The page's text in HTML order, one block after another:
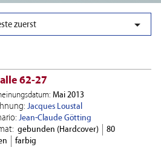
zuerst 
62-27
Mai 2013
Jacques Loustal
Jean-Claude Götting
gebunden (Hardcover)
80
farbig